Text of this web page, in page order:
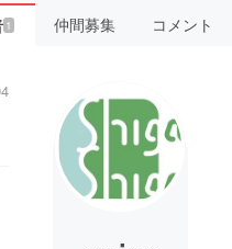
1 仲間募集 コメント